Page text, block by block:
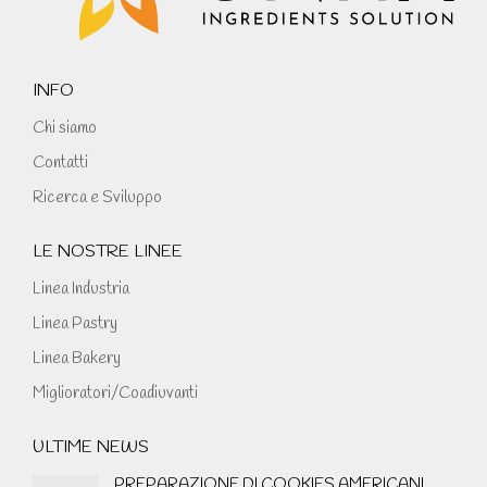
new
INFO
Chi siamo
Contatti
Ricerca e Sviluppo
LE NOSTRE LINEE
Linea Industria
Linea Pastry
Linea Bakery
Miglioratori/Coadiuvanti
ULTIME NEWS